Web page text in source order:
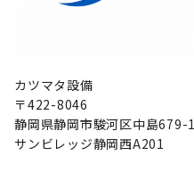
カツマタ設備
〒422-8046
静岡県静岡市駿河区中島679-1
サンビレッジ静岡西A201